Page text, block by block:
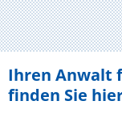
Ihren Anwalt
finden Sie